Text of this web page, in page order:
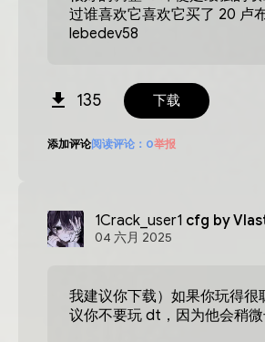
过谁喜欢它喜欢它买了 20 卢
lebedev58
135 下载
添加评论阅读评论： 0举报
1Crack_user1 cfg by
04 六月 2025
我建议你下载）如果你玩得很
议你不要玩 dt，因为他会稍微